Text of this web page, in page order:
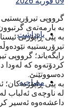
یادداشت
مصاحبه
گرووپی
بە بارمەتەی
بە پێی ڕاپۆرتی
تیرۆریستییە
رایگەیاند؛ گرووپی
کردۆتەوە کە لەودا
دەسووتێنێ.
بە پێی
لە ناوچەی ئەلباب
داعشەەوە ئەسیر